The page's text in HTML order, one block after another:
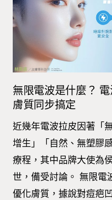
無限電波是什麼？
膚質同步搞定
近幾年電波拉皮因著「
增生」「自然、無塑膠
療程，其中品牌大使為
世，備受討論。 無限電
優化膚質，據說對痘疤